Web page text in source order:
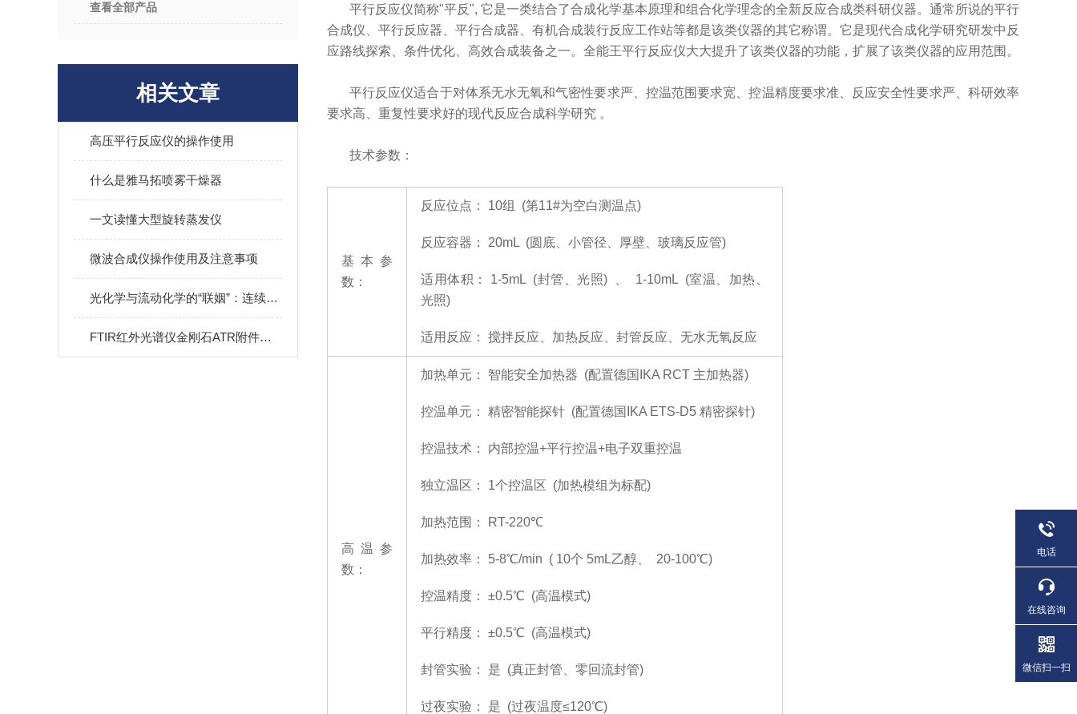
查看全部产品
相关文章
高压平行反应仪的操作使用
什么是雅马拓喷雾干燥器
一文读懂大型旋转蒸发仪
微波合成仪操作使用及注意事项
光化学与流动化学的“联姻”：连续流反应器如何重塑绿色合成
FTIR红外光谱仪金刚石ATR附件原理与特点
平行反应仪简称"平反", 它是一类结合了合成化学基本原理和组合化学理念的全新反应合成类科研仪器。通常所说的平行
合成仪、平行反应器、平行合成器、有机合成装行反应工作站等都是该类仪器的其它称谓。它是现代合成化学研究研发中反
应路线探索、条件优化、高效合成装备之一。全能王平行反应仪大大提升了该类仪器的功能，扩展了该类仪器的应用范围。
平行反应仪适合于对体系无水无氧和气密性要求严、控温范围要求宽、控温精度要求准、反应安全性要求严、科研效率
要求高、重复性要求好的现代反应合成科学研究 。
技术参数：
基本参
数：
反应位点： 10组 (第11#为空白测温点)
反应容器： 20mL (圆底、小管径、厚壁、玻璃反应管)
适用体积：
1-5mL (封管、光照) 、 1-10mL (室温、加热、
光照)
适用反应： 搅拌反应、加热反应、封管反应、无水无氧反应
高温参
数：
加热单元： 智能安全加热器 (配置德国IKA RCT 主加热器)
控温单元： 精密智能探针 (配置德国IKA ETS-D5 精密探针)
控温技术： 内部控温+平行控温+电子双重控温
独立温区： 1个控温区 (加热模组为标配)
加热范围： RT-220℃
加热效率： 5-8℃/min ( 10个 5mL乙醇、 20-100℃)
控温精度： ±0.5℃ (高温模式)
平行精度： ±0.5℃ (高温模式)
封管实验： 是 (真正封管、零回流封管)
过夜实验： 是 (过夜温度≤120℃)
电话
在线咨询
微信扫一扫